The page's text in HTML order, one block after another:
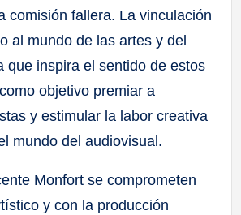
comisión fallera. La vinculación
al mundo de las artes y del
que inspira el sentido de estos
objetivo premiar a
y estimular la labor creativa
mundo del audiovisual.
Monfort se comprometen
y con la producción